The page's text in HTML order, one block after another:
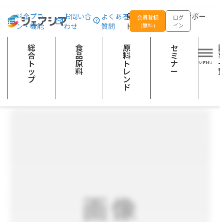
食品の企画開発をサポー
トする
料金プラ
ン・機能
お問い合
わせ
よくある
質問
会員登録
(無料)
ログ
イン
総
合
ト
ッ
プ
食
品
原
料
原
料
ト
レ
ン
ド
セ
ミ
ナ
ー
総合トップ 食品原料 【大豆ミート】ベジプラス２９００
野菜加工品
調理食品
その他の加工食品